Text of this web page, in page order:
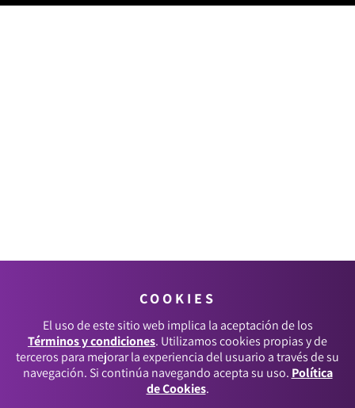
COOKIES
El uso de este sitio web implica la aceptación de los
Términos y condiciones. Utilizamos cookies propias y de
terceros para mejorar la experiencia del usuario a través de su
navegación. Si continúa navegando acepta su uso. Política
de Cookies.